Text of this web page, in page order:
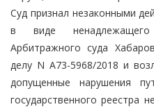
Суд признал незаконными
в виде ненадлежащего
Арбитражного суда
делу N А73-5968/2018 и
допущенные нарушения
государственного реестра